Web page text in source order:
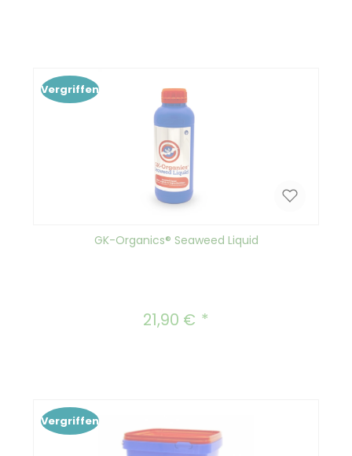
Vergriffen
GK-Organics® Seaweed Liquid
Regulärer Preis:
21,90 €
Vergriffen